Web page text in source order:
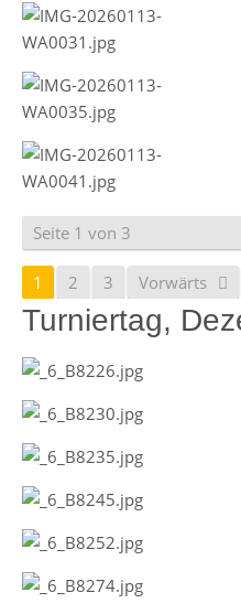
Seite 1 von 3
1 2 3 Vorwärts
Turniertag,